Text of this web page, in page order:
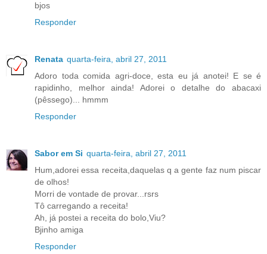
bjos
Responder
Renata quarta-feira, abril 27, 2011
Adoro toda comida agri-doce, esta eu já anotei! E se é
rapidinho, melhor ainda! Adorei o detalhe do abacaxi
(pêssego)... hmmm
Responder
Sabor em Si quarta-feira, abril 27, 2011
Hum,adorei essa receita,daquelas q a gente faz num piscar
de olhos!
Morri de vontade de provar...rsrs
Tô carregando a receita!
Ah, já postei a receita do bolo,Viu?
Bjinho amiga
Responder